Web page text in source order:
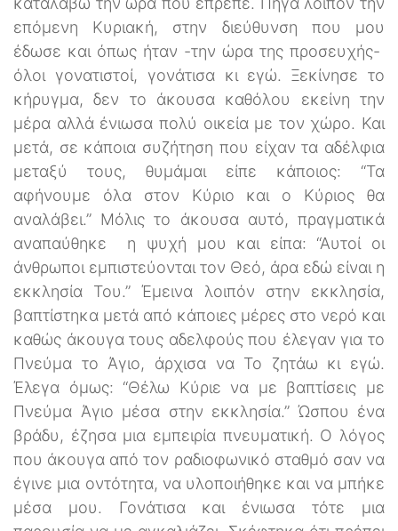
επόμενη Κυριακή, στην διεύθυνση που μου
έδωσε και όπως ήταν -την ώρα της προσευχής-
όλοι γονατιστοί, γονάτισα κι εγώ. Ξεκίνησε το
κήρυγμα, δεν το άκουσα καθόλου εκείνη την
μέρα αλλά ένιωσα πολύ οικεία με τον χώρο. Και
μετά, σε κάποια συζήτηση που είχαν τα αδέλφια
μεταξύ τους, θυμάμαι είπε κάποιος: “Τα
αφήνουμε όλα στον Κύριο και ο Κύριος θα
αναλάβει.” Μόλις το άκουσα αυτό, πραγματικά
αναπαύθηκε η ψυχή μου και είπα: “Αυτοί οι
άνθρωποι εμπιστεύονται τον Θεό, άρα εδώ είναι η
εκκλησία Του.” Έμεινα λοιπόν στην εκκλησία,
βαπτίστηκα μετά από κάποιες μέρες στο νερό και
καθώς άκουγα τους αδελφούς που έλεγαν για το
Πνεύμα το Άγιο, άρχισα να Το ζητάω κι εγώ.
Έλεγα όμως: “Θέλω Κύριε να με βαπτίσεις με
Πνεύμα Άγιο μέσα στην εκκλησία.” Ώσπου ένα
βράδυ, έζησα μια εμπειρία πνευματική. Ο λόγος
που άκουγα από τον ραδιοφωνικό σταθμό σαν να
έγινε μια οντότητα, να υλοποιήθηκε και να μπήκε
μέσα μου. Γονάτισα και ένιωσα τότε μια